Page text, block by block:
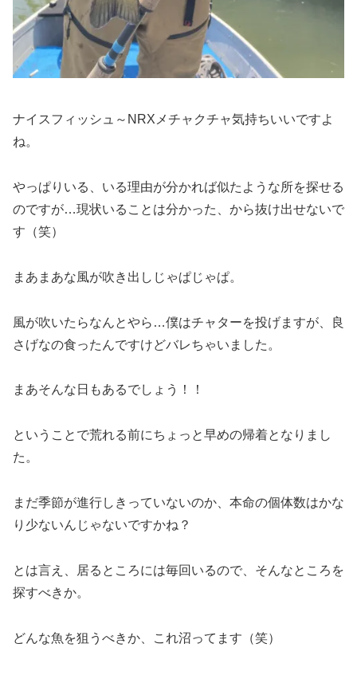
ナイスフィッシュ～NRXメチャクチャ気持ちいいですよ
ね。
やっぱりいる、いる理由が分かれば似たような所を探せる
のですが…現状いることは分かった、から抜け出せないで
す（笑）
まあまあな風が吹き出しじゃぱじゃぱ。
風が吹いたらなんとやら…僕はチャターを投げますが、良
さげなの食ったんですけどバレちゃいました。
まあそんな日もあるでしょう！！
ということで荒れる前にちょっと早めの帰着となりまし
た。
まだ季節が進行しきっていないのか、本命の個体数はかな
り少ないんじゃないですかね？
とは言え、居るところには毎回いるので、そんなところを
探すべきか。
どんな魚を狙うべきか、これ沼ってます（笑）